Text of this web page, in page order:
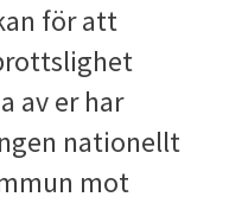
för att
av er har
nationellt
mot